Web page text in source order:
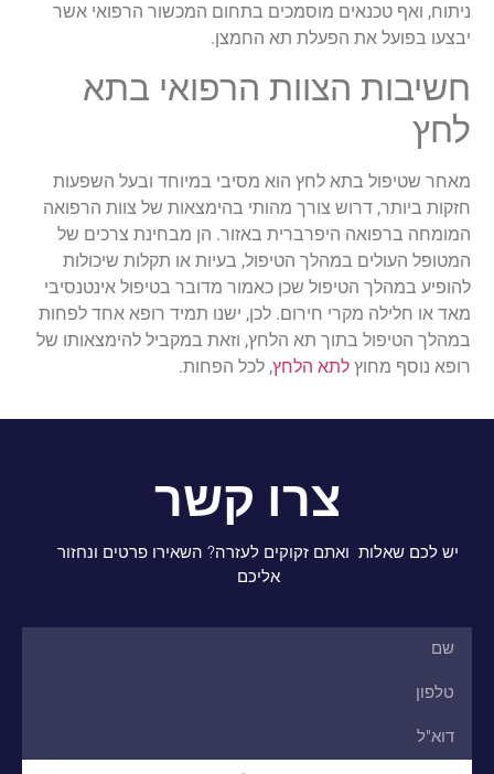
ניתוח, ואף טכנאים מוסמכים בתחום המכשור הרפואי אשר
יבצעו בפועל את הפעלת תא החמצן.
חשיבות הצוות הרפואי בתא
לחץ
מאחר שטיפול בתא לחץ הוא מסיבי במיוחד ובעל השפעות
חזקות ביותר, דרוש צורך מהותי בהימצאות של צוות הרפואה
המומחה ברפואה היפרברית באזור. הן מבחינת צרכים של
המטופל העולים במהלך הטיפול, בעיות או תקלות שיכולות
להופיע במהלך הטיפול שכן כאמור מדובר בטיפול אינטנסיבי
מאד או חלילה מקרי חירום. לכן, ישנו תמיד רופא אחד לפחות
במהלך הטיפול בתוך תא הלחץ, וזאת במקביל להימצאותו של
רופא נוסף מחוץ לתא הלחץ, לכל הפחות.
צרו קשר
יש לכם שאלות ואתם זקוקים לעזרה? השאירו פרטים ונחזור
אליכם